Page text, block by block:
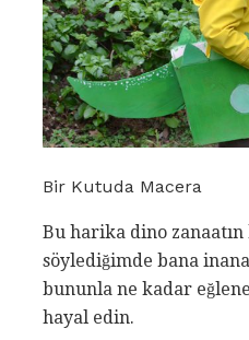
Bir Kutuda Macera
Bu harika dino zanaatın
söylediğimde bana
bununla ne kadar
hayal edin.